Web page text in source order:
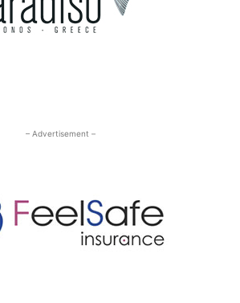
– Advertisement –